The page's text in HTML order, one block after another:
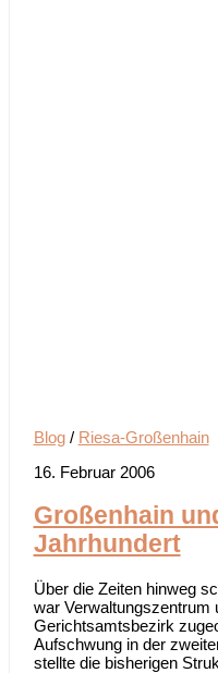
Blog/ Riesa-Großenhain
16. Februar 2006
Großenhain
Jahrhundert
Über die Zeiten hinweg
war Verwaltungszentrum
Gerichtsamtsbezirk
Aufschwung in der
stellte die bisherigen